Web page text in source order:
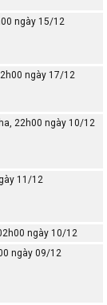
ngày 15/12
ngày 17/12
22h00 ngày 10/12
11/12
ngày 10/12
ngày 09/12